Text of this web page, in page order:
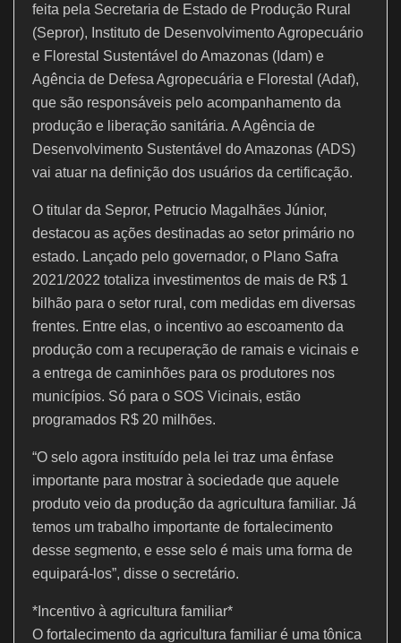
feita pela Secretaria de Estado de Produção Rural
(Sepror), Instituto de Desenvolvimento Agropecuário
e Florestal Sustentável do Amazonas (Idam) e
Agência de Defesa Agropecuária e Florestal (Adaf),
que são responsáveis pelo acompanhamento da
produção e liberação sanitária. A Agência de
Desenvolvimento Sustentável do Amazonas (ADS)
vai atuar na definição dos usuários da certificação.
O titular da Sepror, Petrucio Magalhães Júnior,
destacou as ações destinadas ao setor primário no
estado. Lançado pelo governador, o Plano Safra
2021/2022 totaliza investimentos de mais de R$ 1
bilhão para o setor rural, com medidas em diversas
frentes. Entre elas, o incentivo ao escoamento da
produção com a recuperação de ramais e vicinais e
a entrega de caminhões para os produtores nos
municípios. Só para o SOS Vicinais, estão
programados R$ 20 milhões.
“O selo agora instituído pela lei traz uma ênfase
importante para mostrar à sociedade que aquele
produto veio da produção da agricultura familiar. Já
temos um trabalho importante de fortalecimento
desse segmento, e esse selo é mais uma forma de
equipará-los”, disse o secretário.
*Incentivo à agricultura familiar*
O fortalecimento da agricultura familiar é uma tônica